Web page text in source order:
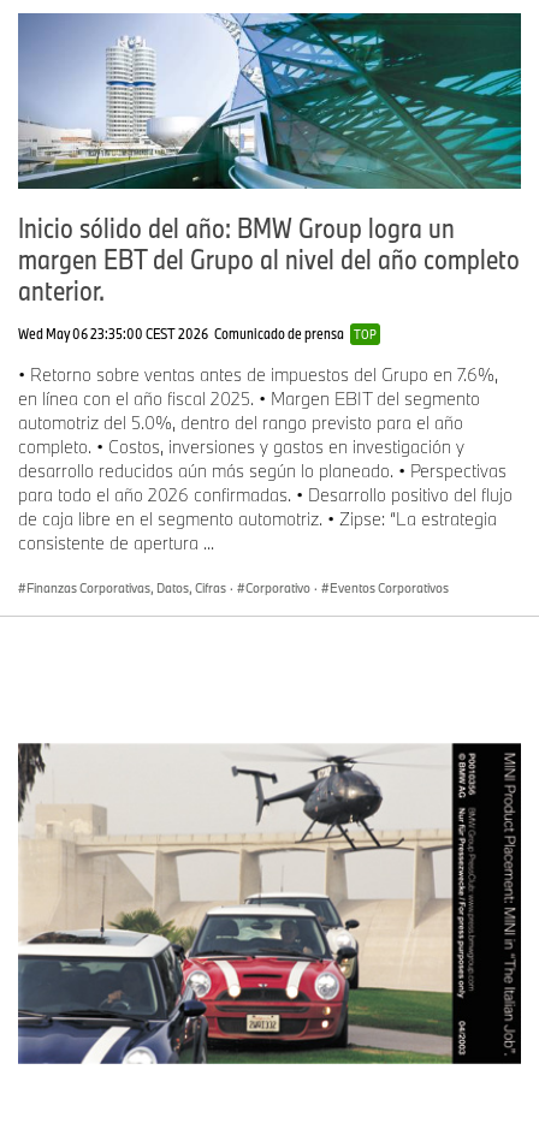
Inicio sólido del año: BMW Group logra un
margen EBT del Grupo al nivel del año completo
anterior.
Wed May 06 23:35:00 CEST 2026 Comunicado de prensa TOP
• Retorno sobre ventas antes de impuestos del Grupo en 7.6%,
en línea con el año fiscal 2025. • Margen EBIT del segmento
automotriz del 5.0%, dentro del rango previsto para el año
completo. • Costos, inversiones y gastos en investigación y
desarrollo reducidos aún más según lo planeado. • Perspectivas
para todo el año 2026 confirmadas. • Desarrollo positivo del flujo
de caja libre en el segmento automotriz. • Zipse: “La estrategia
consistente de apertura ...
Finanzas Corporativas, Datos, Cifras · Corporativo · Eventos Corporativos